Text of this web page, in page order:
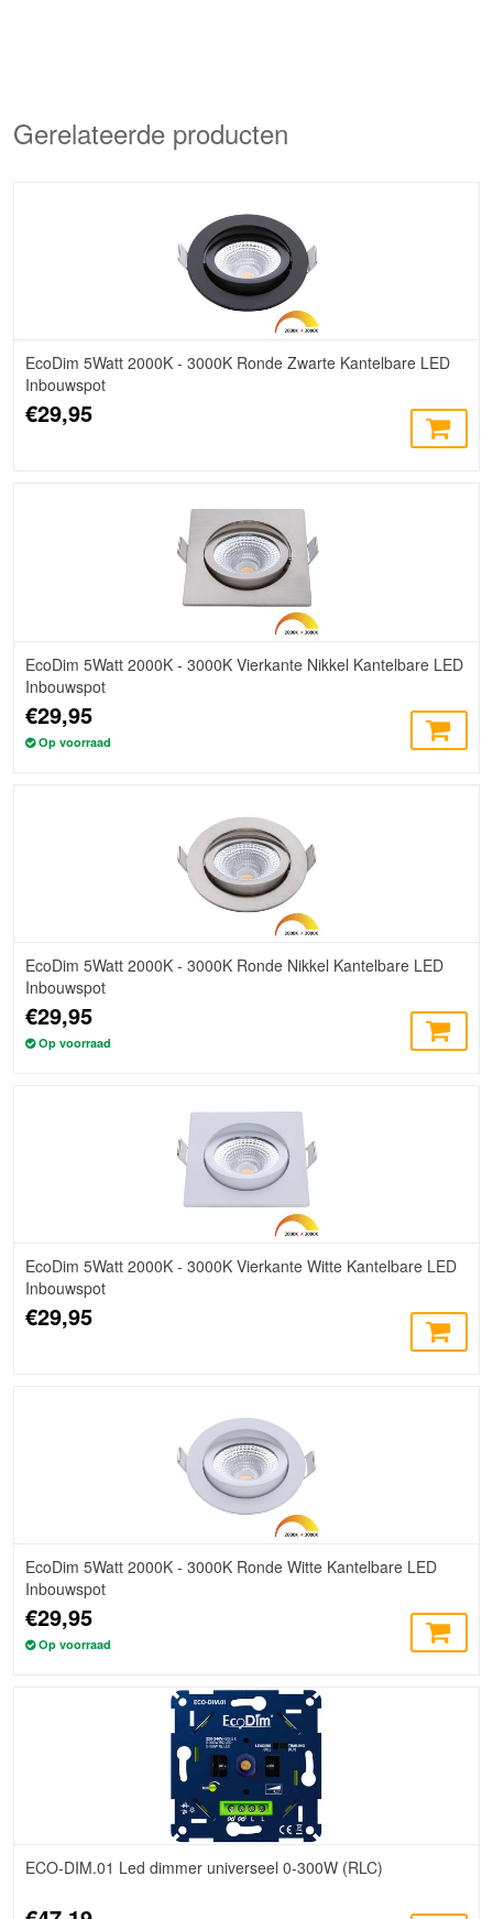
Gerelateerde producten
EcoDim 5Watt 2000K - 3000K Ronde Zwarte Kantelbare LED
Inbouwspot
€29,95
EcoDim 5Watt 2000K - 3000K Vierkante Nikkel Kantelbare LED
Inbouwspot
€29,95
Op voorraad
EcoDim 5Watt 2000K - 3000K Ronde Nikkel Kantelbare LED
Inbouwspot
€29,95
Op voorraad
EcoDim 5Watt 2000K - 3000K Vierkante Witte Kantelbare LED
Inbouwspot
€29,95
EcoDim 5Watt 2000K - 3000K Ronde Witte Kantelbare LED
Inbouwspot
€29,95
Op voorraad
ECO-DIM.01 Led dimmer universeel 0-300W (RLC)